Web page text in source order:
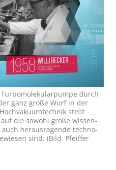
durch
ganz große Wurf in der
stellt
die sowohl große wissen­
heraus­ragende techno­
sind. (Bild: Pfeiffer